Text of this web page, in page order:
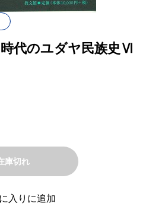
代のユダヤ民族史Ⅵ
庫切れ
入りに追加